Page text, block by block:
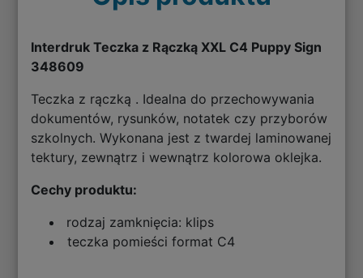
Interdruk Teczka z Rączką XXL C4 Puppy Sign
348609
Teczka z rączką . Idealna do przechowywania
dokumentów, rysunków, notatek czy przyborów
szkolnych. Wykonana jest z twardej laminowanej
tektury, zewnątrz i wewnątrz kolorowa oklejka.
Cechy produktu:
rodzaj zamknięcia: klips
teczka pomieści format C4